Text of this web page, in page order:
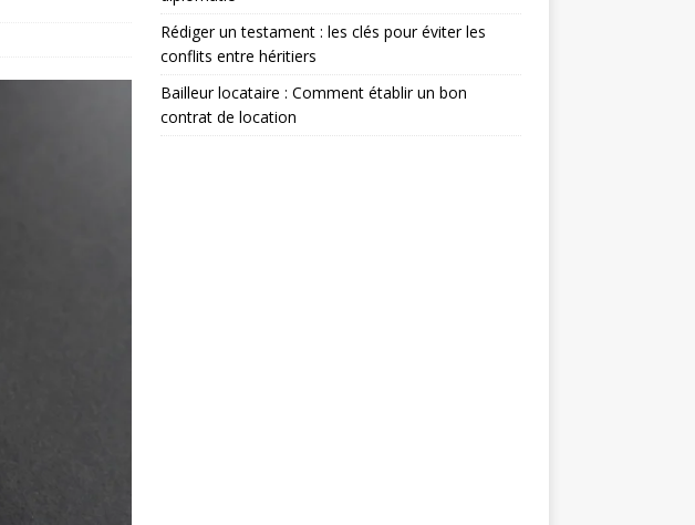
Rédiger un testament : les clés pour éviter les
conflits entre héritiers
Bailleur locataire : Comment établir un bon
contrat de location